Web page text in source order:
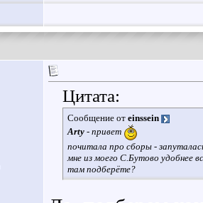
Цитата:
Сообщение от einssein
Arty - привет
почитала про сборы -
мне из моего С.Бутово удобнее
там подберёте?